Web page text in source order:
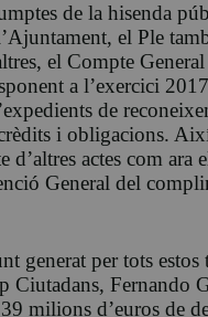
de la hisenda
el Ple
el Compte
a l’exercici
de
i obligacions.
d’altres actes com ara
General del
generat per tots estos
Ciutadans, Fernando
milions d’euros de